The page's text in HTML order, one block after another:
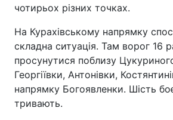
чотирьох різних точках.
На Курахівському напрямку
складна ситуація. Там ворог 16
просунутися поблизу
Георгіївки, Антонівки,
напрямку Богоявленки. Шість
тривають.